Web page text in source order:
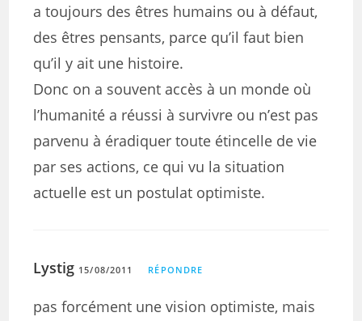
a toujours des êtres humains ou à défaut,
des êtres pensants, parce qu’il faut bien
qu’il y ait une histoire.
Donc on a souvent accès à un monde où
l’humanité a réussi à survivre ou n’est pas
parvenu à éradiquer toute étincelle de vie
par ses actions, ce qui vu la situation
actuelle est un postulat optimiste.
Lystig 15/08/2011 RÉPONDRE
pas forcément une vision optimiste, mais